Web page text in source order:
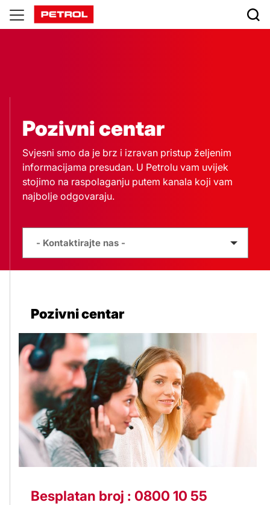
Pozivni
Pozivni centar
Svjesni smo da je brz i izravan pristup željenim
informacijama presudan. U Petrolu vam uvijek
stojimo na raspolaganju putem kanala koji vam
najbolje odgovaraju.
storitev
- Kontaktirajte nas -
Pozivni centar
Besplatan broj : 0800 10 55